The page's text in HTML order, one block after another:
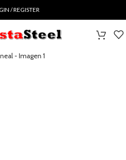
/ REGISTER